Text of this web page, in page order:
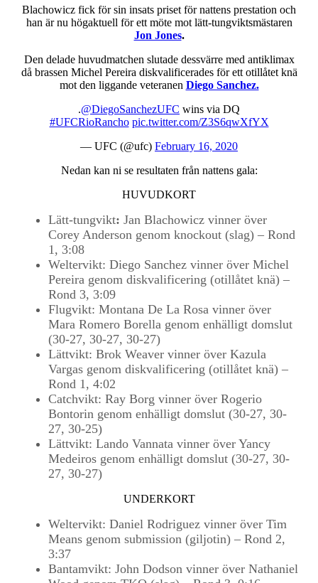
Blachowicz fick för sin insats priset för nattens prestation och
han är nu högaktuell för ett möte mot lätt-tungviktsmästaren
Jon Jones.
Den delade huvudmatchen slutade dessvärre med antiklimax
då brassen Michel Pereira diskvalificerades för ett otillåtet knä
mot den liggande veteranen Diego Sanchez.
.@DiegoSanchezUFC wins via DQ
#UFCRioRancho pic.twitter.com/Z3S6qwXfYX
— UFC (@ufc) February 16, 2020
Nedan kan ni se resultaten från nattens gala:
HUVUDKORT
Lätt-tungvikt: Jan Blachowicz vinner över
Corey Anderson genom knockout (slag) – Rond
1, 3:08
Weltervikt: Diego Sanchez vinner över Michel
Pereira genom diskvalificering (otillåtet knä) –
Rond 3, 3:09
Flugvikt: Montana De La Rosa vinner över
Mara Romero Borella genom enhälligt domslut
(30-27, 30-27, 30-27)
Lättvikt: Brok Weaver vinner över Kazula
Vargas genom diskvalificering (otillåtet knä) –
Rond 1, 4:02
Catchvikt: Ray Borg vinner över Rogerio
Bontorin genom enhälligt domslut (30-27, 30-
27, 30-25)
Lättvikt: Lando Vannata vinner över Yancy
Medeiros genom enhälligt domslut (30-27, 30-
27, 30-27)
UNDERKORT
Weltervikt: Daniel Rodriguez vinner över Tim
Means genom submission (giljotin) – Rond 2,
3:37
Bantamvikt: John Dodson vinner över Nathaniel